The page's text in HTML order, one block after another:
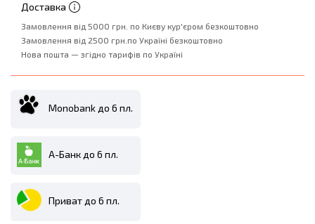
Доставка
Замовлення від 5000 грн. по Києву кур'єром безкоштовно
Замовлення від 2500 грн.по Україні безкоштовно
Нова пошта — згідно тарифів по Україні
Monobank до 6 пл.
А-Банк до 6 пл.
Приват до 6 пл.